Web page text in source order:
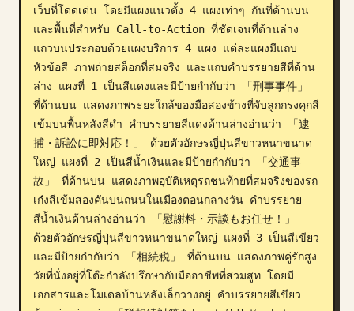
อัปเดต
เว็บที่โดดเด่น โดยมีแผงแนวตั้ง 4 แผงเท่าๆ กันที่ด้านบน
และพื้นที่สำหรับ Call-to-Action ที่ชัดเจนที่ด้านล่าง
แถวบนประกอบด้วยแผงบริการ 4 แผง แต่ละแผงมีแถบ
หัวข้อสี ภาพถ่ายสต็อกที่สมจริง และแถบคำบรรยายสีที่ด้าน
ล่าง แผงที่ 1 เป็นสีแดงและมีป้ายกำกับว่า 「刑事事件」
ที่ด้านบน แสดงภาพระยะใกล้ของมือสองข้างที่จับลูกกรงคุกสี
เข้มบนพื้นหลังสีดำ คำบรรยายสีแดงด้านล่างอ่านว่า 「逮
捕・訴訟に即対応！」 ด้วยตัวอักษรญี่ปุ่นสีขาวหนาขนาด
ใหญ่ แผงที่ 2 เป็นสีน้ำเงินและมีป้ายกำกับว่า 「交通事
故」 ที่ด้านบน แสดงภาพอุบัติเหตุรถชนท้ายที่สมจริงของรถ
เก๋งสีเข้มสองคันบนถนนในเมืองตอนกลางวัน คำบรรยาย
สีน้ำเงินด้านล่างอ่านว่า 「慰謝料・示談もお任せ！」
ด้วยตัวอักษรญี่ปุ่นสีขาวหนาขนาดใหญ่ แผงที่ 3 เป็นสีเขียว
และมีป้ายกำกับว่า 「相続税」 ที่ด้านบน แสดงภาพคู่รักสูง
วัยที่นั่งอยู่ที่โต๊ะกำลังปรึกษากับมืออาชีพที่สวมสูท โดยมี
เอกสารและโมเดลบ้านหลังเล็กวางอยู่ คำบรรยายสีเขียว